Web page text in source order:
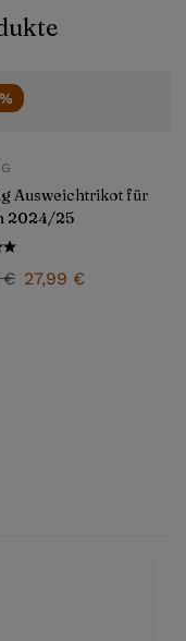
Ausweichtrikot für
2024/25
€ 27,99 €